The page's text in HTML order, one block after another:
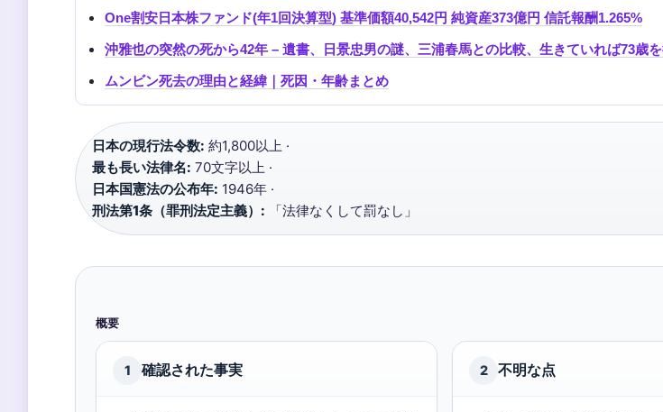
One割安日本株ファンド(年1回決算型) 基準価額40,542円 純資産373億円 信託報酬1.265%
沖雅也の突然の死から42年 – 遺書、日景忠男の謎、三浦春馬との比較、生きていれば73歳
ムンビン死去の理由と経緯｜死因・年齢まとめ
日本の現行法令数: 約1,800以上 ·
最も長い法律名: 70文字以上 ·
日本国憲法の公布年: 1946年 ·
刑法第1条（罪刑法定主義）: 「法律なくして罰なし」
概要
1 確認された事実 2 不明な点